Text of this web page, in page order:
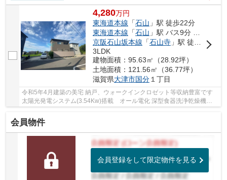
4,280万円
東海道本線 「石山 」駅 徒歩22分
東海道本線 「石山 」駅 バス9分 「泉福寺」 停歩4分
京阪石山坂本線 「石山寺」駅 徒歩16分
3LDK
建物面積：95.63㎡（28.92坪）
土地面積：121.56㎡（36.77坪）
滋賀県大津市国分１丁目
令和5年4月建築の美宅 納戸、ウォークインクロゼット等収納豊富です
太陽光発電システム(3.54Kw)搭載 オール電化 深型食器洗浄乾燥機、
浴室暖房乾燥機付きです
会員物件
会員登録をして限定物件を見る